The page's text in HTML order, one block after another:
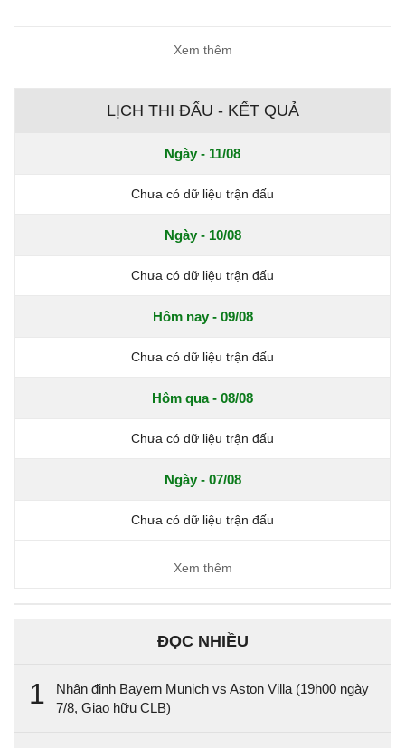
Xem thêm
LỊCH THI ĐẤU - KẾT QUẢ
Ngày - 11/08
Chưa có dữ liệu trận đấu
Ngày - 10/08
Chưa có dữ liệu trận đấu
Hôm nay - 09/08
Chưa có dữ liệu trận đấu
Hôm qua - 08/08
Chưa có dữ liệu trận đấu
Ngày - 07/08
Chưa có dữ liệu trận đấu
Xem thêm
ĐỌC NHIỀU
1
Nhận định Bayern Munich vs Aston Villa (19h00 ngày
7/8, Giao hữu CLB)